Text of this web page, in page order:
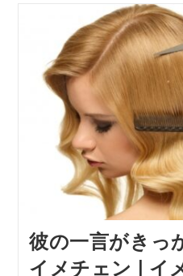
彼の一言がきっ
イメチェン | イ